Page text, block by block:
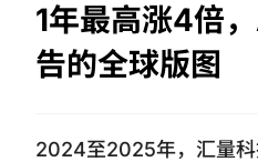
1年最高涨4倍
告的全球版图
2024至2025年，汇量